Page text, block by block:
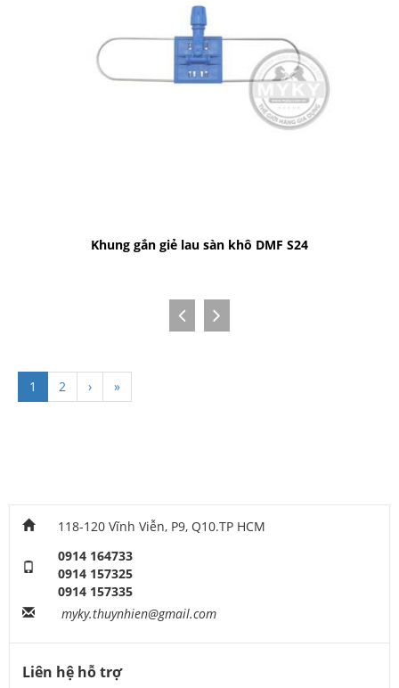
Khung gắn giẻ lau sàn khô DMF S24
1 2 › »
118-120 Vĩnh Viễn, P9, Q10.TP HCM
0914 164733
0914 157325
0914 157335
myky.thuynhien@gmail.com
Liên hệ hỗ trợ